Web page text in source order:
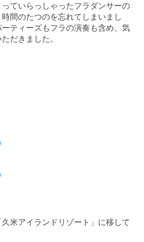
ていらっしゃったフラダンサーの
間のたつのを忘れてしまいまし
ティーズもフラの演奏も含め、気
だきました。
米アイランドリゾート」に移して